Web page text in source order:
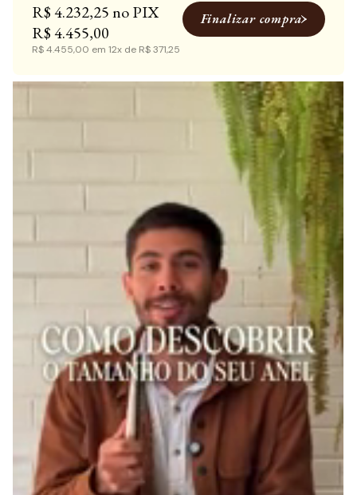
R$ 4.455,00
R$ 4.455,00 em 12x de R$ 371,25
R$ 4.232,25 Finalizar compra